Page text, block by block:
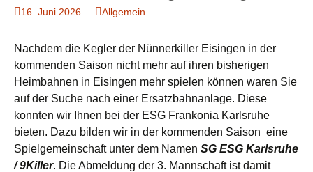
16. Juni 2026 Allgemein
Nachdem die Kegler der Nünnerkiller Eisingen in der
kommenden Saison nicht mehr auf ihren bisherigen
Heimbahnen in Eisingen mehr spielen können waren Sie
auf der Suche nach einer Ersatzbahnanlage. Diese
konnten wir Ihnen bei der ESG Frankonia Karlsruhe
bieten. Dazu bilden wir in der kommenden Saison eine
Spielgemeinschaft unter dem Namen SG ESG Karlsruhe
/ 9Killer. Die Abmeldung der 3. Mannschaft ist damit